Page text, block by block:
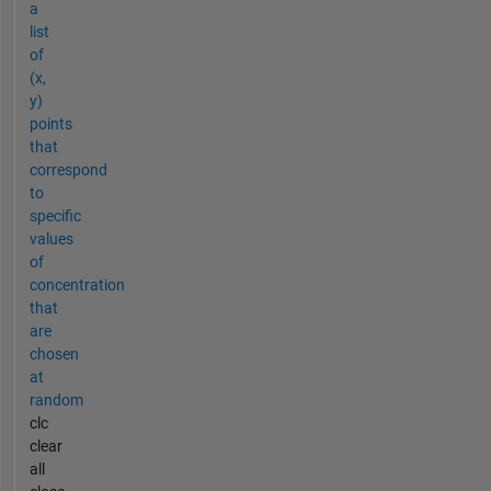
a
list
of
(x,
y)
points
that
correspond
to
specific
values
of
concentration
that
are
chosen
at
random
clc
clear
all